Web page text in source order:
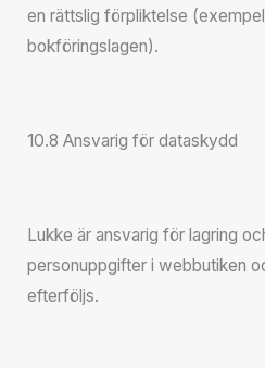
en rättslig förpliktelse
bokföringslagen).
10.8 Ansvarig för dataskydd
Lukke är ansvarig för lagring
personuppgifter i webbutiken
efterföljs.